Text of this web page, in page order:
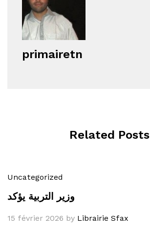
primairetn
Related Posts
Uncategorized
وزير التربية يؤكد
15 février 2026 by Librairie Sfax